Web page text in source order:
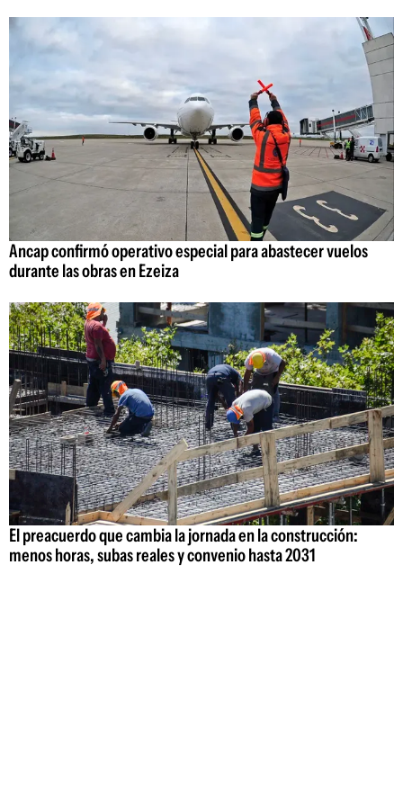
Ancap confirmó operativo especial para abastecer vuelos
durante las obras en Ezeiza
El preacuerdo que cambia la jornada en la construcción:
menos horas, subas reales y convenio hasta 2031